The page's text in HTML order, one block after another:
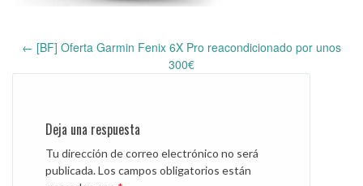
navigation
← [BF] Oferta Garmin Fenix 6X Pro reacondicionado por unos
300€
Deja una respuesta
Tu dirección de correo electrónico no será
publicada.Los campos obligatorios están